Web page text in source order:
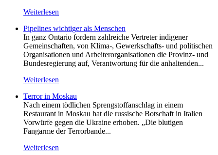
Weiterlesen
Pipelines wichtiger als Menschen
In ganz Ontario fordern zahlreiche Vertreter indigener
Gemeinschaften, von Klima-, Gewerkschafts- und politischen
Organisationen und Arbeiterorganisationen die Provinz- und
Bundesregierung auf, Verantwortung für die anhaltenden...
Weiterlesen
Terror in Moskau
Nach einem tödlichen Sprengstoffanschlag in einem
Restaurant in Moskau hat die russische Botschaft in Italien
Vorwürfe gegen die Ukraine erhoben. „Die blutigen
Fangarme der Terrorbande...
Weiterlesen